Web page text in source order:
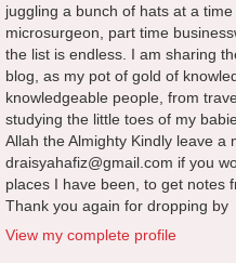
juggling a bunch of hats at a
microsurgeon, part time
the list is endless. I am sharing
blog, as my pot of gold of
knowledgeable people, from
studying the little toes of my
Allah the Almighty Kindly leave a
draisyahafiz@gmail.com if you
places I have been, to get notes
Thank you again for dropping by
View my complete profile